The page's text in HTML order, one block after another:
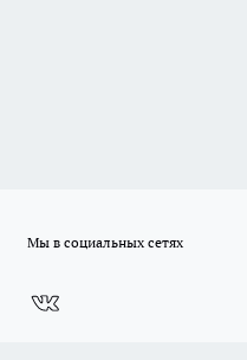
Мы в социальных сетях